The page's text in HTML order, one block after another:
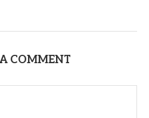
COMMENT